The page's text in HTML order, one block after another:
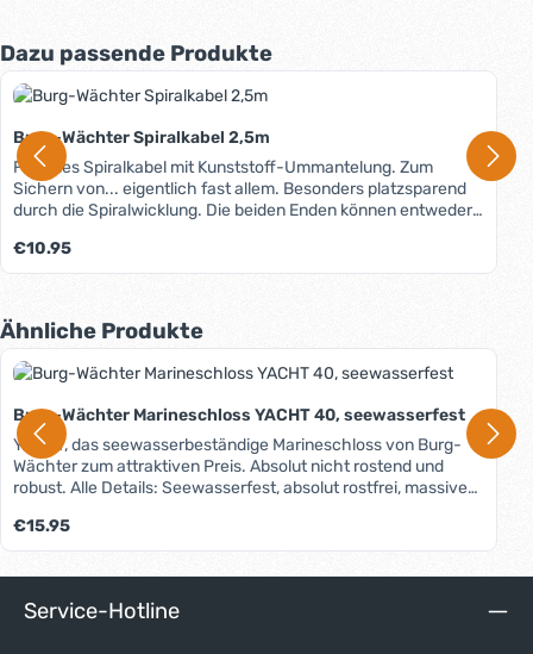
Produktgalerie überspringen
Dazu passende Produkte
Burg-Wächter Spiralkabel 2,5m
Flexibles Spiralkabel mit Kunststoff-Ummantelung. Zum
Sichern von... eigentlich fast allem. Besonders platzsparend
durch die Spiralwicklung. Die beiden Enden können entweder
Vorhängeschloss gesichert werden. Die Seilpressungen an
den Ösen sind kunststoffummantelt, um die zu sichernden
Diebstahlsicherung von Booten, Trailern, Außenbordern u.v.m.
Regulärer Preis:
€10.95
Produktgalerie überspringen
Ähnliche Produkte
Burg-Wächter Marineschloss YACHT 40, seewasserfest
YACHT, das seewasserbeständige Marineschloss von Burg-
Wächter zum attraktiven Preis. Absolut nicht rostend und
robust. Alle Details: Seewasserfest, absolut rostfrei, massiver
massivem Edelstahl rostfrei, doppelte Verriegelung für
maximale Sicherheit, Innenwerk rostfrei, inkl. zwei Schlüsseln.
Regulärer Preis:
€15.95
Service-Hotline